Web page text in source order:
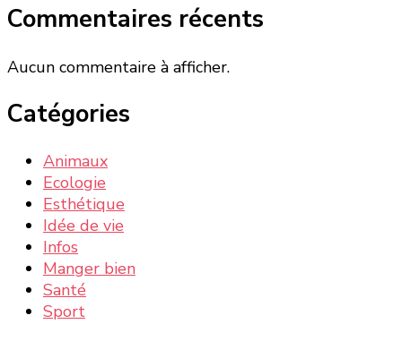
Commentaires récents
Aucun commentaire à afficher.
Catégories
Animaux
Ecologie
Esthétique
Idée de vie
Infos
Manger bien
Santé
Sport